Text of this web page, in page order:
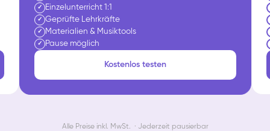
✓ Einzelunterricht 1:1
✓ Geprüfte Lehrkräfte
✓ Materialien & Musiktools
✓ Pause möglich
Kostenlos testen
Alle Preise inkl. MwSt. · Jederzeit pausierbar